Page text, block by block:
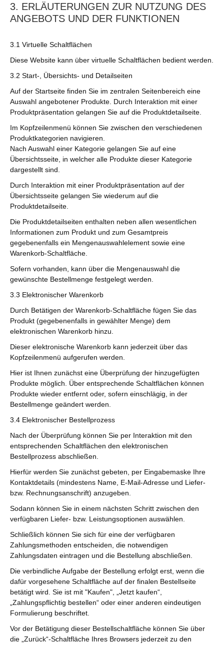
3. ERLÄUTERUNGEN ZUR NUTZUNG DES
ANGEBOTS UND DER FUNKTIONEN
3.1 Virtuelle Schaltflächen
Diese Website kann über virtuelle Schaltflächen bedient werden.
3.2 Start-, Übersichts- und Detailseiten
Auf der Startseite finden Sie im zentralen Seitenbereich eine
Auswahl angebotener Produkte. Durch Interaktion mit einer
Produktpräsentation gelangen Sie auf die Produktdetailseite.
Im Kopfzeilenmenü können Sie zwischen den verschiedenen
Produktkategorien navigieren.
Nach Auswahl einer Kategorie gelangen Sie auf eine
Übersichtsseite, in welcher alle Produkte dieser Kategorie
dargestellt sind.
Durch Interaktion mit einer Produktpräsentation auf der
Übersichtsseite gelangen Sie wiederum auf die
Produktdetailseite.
Die Produktdetailseiten enthalten neben allen wesentlichen
Informationen zum Produkt und zum Gesamtpreis
gegebenenfalls ein Mengenauswahlelement sowie eine
Warenkorb-Schaltfläche.
Sofern vorhanden, kann über die Mengenauswahl die
gewünschte Bestellmenge festgelegt werden.
3.3 Elektronischer Warenkorb
Durch Betätigen der Warenkorb-Schaltfläche fügen Sie das
Produkt (gegebenenfalls in gewählter Menge) dem
elektronischen Warenkorb hinzu.
Dieser elektronische Warenkorb kann jederzeit über das
Kopfzeilenmenü aufgerufen werden.
Hier ist Ihnen zunächst eine Überprüfung der hinzugefügten
Produkte möglich. Über entsprechende Schaltflächen können
Produkte wieder entfernt oder, sofern einschlägig, in der
Bestellmenge geändert werden.
3.4 Elektronischer Bestellprozess
Nach der Überprüfung können Sie per Interaktion mit den
entsprechenden Schaltflächen den elektronischen
Bestellprozess abschließen.
Hierfür werden Sie zunächst gebeten, per Eingabemaske Ihre
Kontaktdetails (mindestens Name, E-Mail-Adresse und Liefer-
bzw. Rechnungsanschrift) anzugeben.
Sodann können Sie in einem nächsten Schritt zwischen den
verfügbaren Liefer- bzw. Leistungsoptionen auswählen.
Schließlich können Sie sich für eine der verfügbaren
Zahlungsmethoden entscheiden, die notwendigen
Zahlungsdaten eintragen und die Bestellung abschließen.
Die verbindliche Aufgabe der Bestellung erfolgt erst, wenn die
dafür vorgesehene Schaltfläche auf der finalen Bestellseite
betätigt wird. Sie ist mit "Kaufen", „Jetzt kaufen“,
„Zahlungspflichtig bestellen“ oder einer anderen eindeutigen
Formulierung beschriftet.
Vor der Betätigung dieser Bestellschaltfläche können Sie über
die „Zurück“-Schaltfläche Ihres Browsers jederzeit zu den